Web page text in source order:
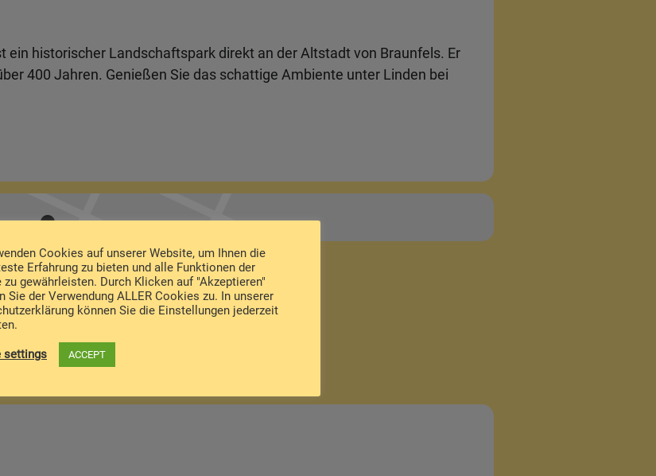
historischer Landschaftspark direkt an der Altstadt von Braunfels. Er
400 Jahren. Genießen Sie das schattige Ambiente unter Linden bei
Cookies auf unserer Website, um Ihnen die
Erfahrung zu bieten und alle Funktionen der
zu gewährleisten. Durch Klicken auf "Akzeptieren"
Sie der Verwendung ALLER Cookies zu. In unserer
können Sie die Einstellungen jederzeit
settings ACCEPT